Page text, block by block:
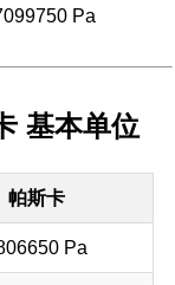
Pa
基本单位
帕斯卡
Pa